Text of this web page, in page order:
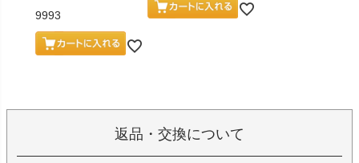
9993
返品・交換について